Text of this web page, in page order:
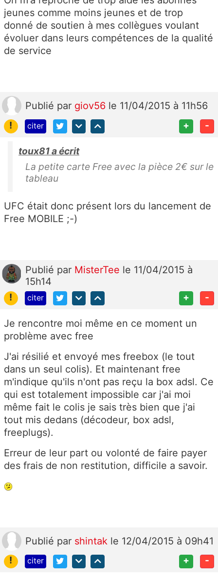
jeunes comme moins jeunes et de trop
donné de soutien à mes collègues voulant
évoluer dans leurs compétences de la qualité
de service
Publié par giov56 le 11/04/2015 à 11h56
!
citer + -
toux81 a écrit
La petite carte Free avec la pièce 2€ sur le
tableau
UFC était donc présent lors du lancement de
Free MOBILE ;-)
Publié par MisterTee le 11/04/2015 à
15h14
!
citer + -
Je rencontre moi même en ce moment un
problème avec free
J'ai résilié et envoyé mes freebox (le tout
dans un seul colis). Et maintenant free
m'indique qu'ils n'ont pas reçu la box adsl. Ce
qui est totalement impossible car j'ai moi
même fait le colis je sais très bien que j'ai
tout mis dedans (décodeur, box adsl,
freeplugs).
Erreur de leur part ou volonté de faire payer
des frais de non restitution, difficile a savoir.
Publié par shintak le 12/04/2015 à 09h41
!
citer + -